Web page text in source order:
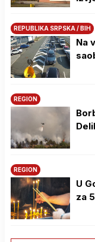
REPUBLIKA SRPSKA / BIH
Na
REGION
REGION
U
za